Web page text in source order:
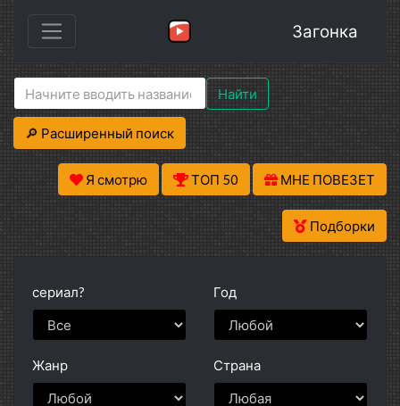
Загонка
Найти
🔎 Расширенный поиск
Я смотрю ТОП 50 МНЕ ПОВЕЗЕТ
Подборки
сериал? Год
Жанр Страна